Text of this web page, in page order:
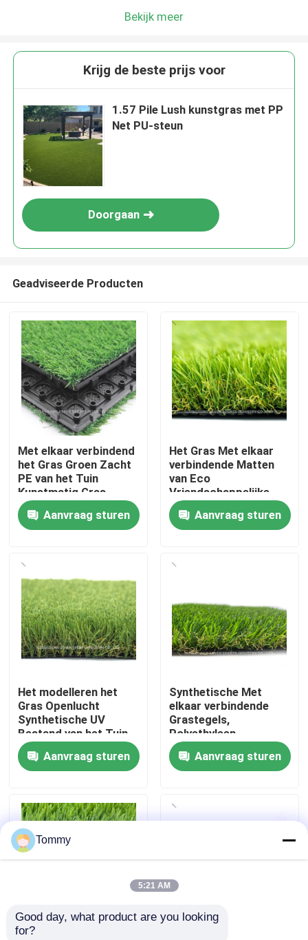
Producten
Video's
Fabriekstour
Kwaliteitscontrole
Neem contact met ons op
Nieuws
Offerte Aanvragen
Bekijk meer
Krijg de beste prijs voor
1.57 Pile Lush kunstgras met PP
Net PU-steun
Doorgaan
Geadviseerde Producten
Met elkaar verbindend
het Gras Groen Zacht
PE van het Tuin
Kunstmatig Gras
Materiaal
Aanvraag sturen
Het Gras Met elkaar
verbindende Matten
van Eco
Vriendschappelijke
Astro, het Tapijt van
het Grasgras 8
Duimmaat
Aanvraag sturen
Het modelleren het
Gras Openlucht
Synthetische UV
Bestand van het Tuin
Kunstmatige Gras
Aanvraag sturen
Synthetische Met
elkaar verbindende
Grastegels,
Polyethyleen
Kunstmatig Gras
16800 Dichtheid
Aanvraag sturen
Huwelijksgebruik Tuin
Tommy
5:21 AM
Good day, what product are you looking
for?